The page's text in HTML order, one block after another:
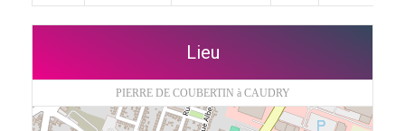
Lieu
PIERRE DE COUBERTIN à CAUDRY